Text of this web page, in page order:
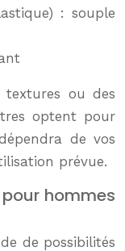
: souple
textures ou des
optent pour
de vos
prévue.
hommes
de possibilités